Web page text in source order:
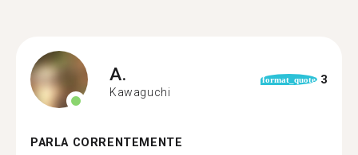
A.
Kawaguchi
format_quote 3
PARLA CORRENTEMENTE